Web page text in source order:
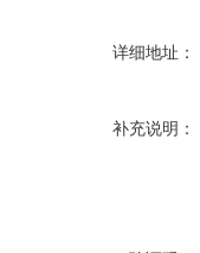
详细地址：
补充说明：